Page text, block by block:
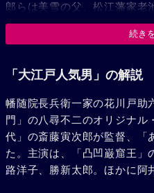
郎らは美雪の父、松江藩家老
見染めた美雪を、十郎左衛門
大身の旗本なので乗気にな
の分際でと監督不行届を叱る
れた美雪の誤解で二人の仲は
うと決心、権八はヤケになる
夜、美雪は池田の邸から逃出
の前に連れて行って一緒にさ
も一肌ぬぎ、このままでは白
続き
「大江戸人気男」の解説
幡随院長兵衛一家の花川戸助
門」の八尋不二のオリジナル
代」の斎藤寅次郎が監督、「
た。主演は、「凸凹巌窟王」
路洋子、勝新太郎。ほかに阿